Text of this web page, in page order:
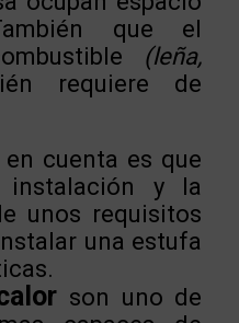
que el
(leña,
requiere de
cuenta es que
instalación y la
unos requisitos
una estufa
son uno de